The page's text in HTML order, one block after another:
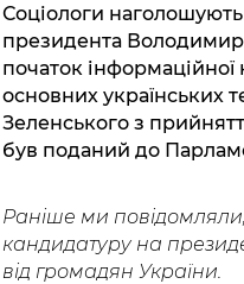
Соціологи
президента
початок
основних українських
Зеленського з
був поданий до
Раніше ми
кандидатуру на
від громадян України.